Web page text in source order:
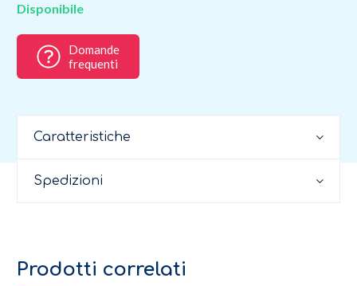
Disponibile
Domande
frequenti
Caratteristiche
Spedizioni
Prodotti correlati